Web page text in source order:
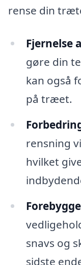
rense din
Fjernelse
gøre din
kan også
på træet.
rensning
hvilket
snavs og
sidste